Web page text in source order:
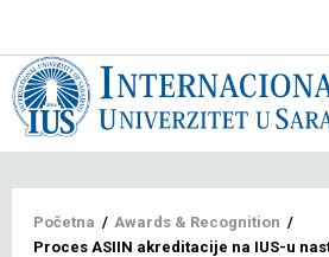
Breadcrumb
Početna / Awards & Recognition /
Proces ASIIN akreditacije na IUS-u